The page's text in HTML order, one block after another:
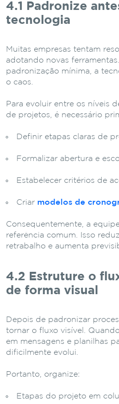
4.1 Padronize
tecnologia
Muitas empresas tentam
adotando novas
padronização mínima, a
o caos.
Para evoluir entre os níveis
de projetos, é necessário
Definir etapas claras de
Formalizar abertura e
Estabelecer critérios de
Criar modelos de
Consequentemente, a
referência comum. Isso
retrabalho e aumenta
4.2 Estruture o
de forma visual
Depois de padronizar
tornar o fluxo visível.
em mensagens e planilhas
dificilmente evolui.
Portanto, organize:
Etapas do projeto em